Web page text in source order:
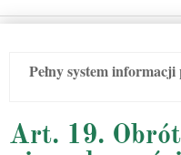
Pełny system
Art. 19. Obrót